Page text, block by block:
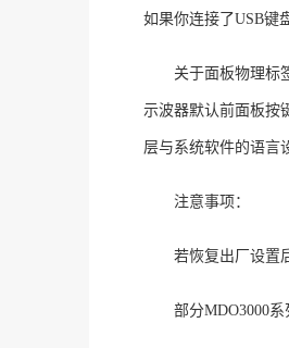
如果你连接了USB键
关于面板物理标
示波器默认前面板按
层与系统软件的语言
注意事项：
若恢复出厂设置
部分MDO3000